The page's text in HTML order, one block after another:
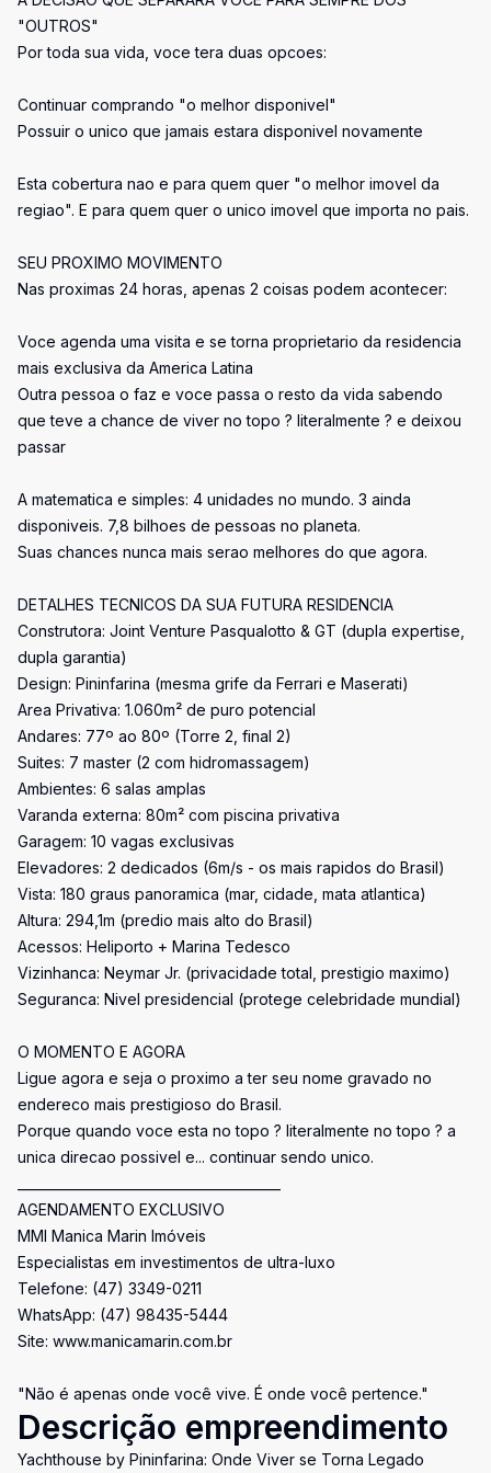
"OUTROS"
Por toda sua vida, voce tera duas opcoes:
Continuar comprando "o melhor disponivel"
Possuir o unico que jamais estara disponivel novamente
Esta cobertura nao e para quem quer "o melhor imovel da
regiao". E para quem quer o unico imovel que importa no pais.
SEU PROXIMO MOVIMENTO
Nas proximas 24 horas, apenas 2 coisas podem acontecer:
Voce agenda uma visita e se torna proprietario da residencia
mais exclusiva da America Latina
Outra pessoa o faz e voce passa o resto da vida sabendo
que teve a chance de viver no topo ? literalmente ? e deixou
passar
A matematica e simples: 4 unidades no mundo. 3 ainda
disponiveis. 7,8 bilhoes de pessoas no planeta.
Suas chances nunca mais serao melhores do que agora.
DETALHES TECNICOS DA SUA FUTURA RESIDENCIA
Construtora: Joint Venture Pasqualotto & GT (dupla expertise,
dupla garantia)
Design: Pininfarina (mesma grife da Ferrari e Maserati)
Area Privativa: 1.060m² de puro potencial
Andares: 77º ao 80º (Torre 2, final 2)
Suites: 7 master (2 com hidromassagem)
Ambientes: 6 salas amplas
Varanda externa: 80m² com piscina privativa
Garagem: 10 vagas exclusivas
Elevadores: 2 dedicados (6m/s - os mais rapidos do Brasil)
Vista: 180 graus panoramica (mar, cidade, mata atlantica)
Altura: 294,1m (predio mais alto do Brasil)
Acessos: Heliporto + Marina Tedesco
Vizinhanca: Neymar Jr. (privacidade total, prestigio maximo)
Seguranca: Nivel presidencial (protege celebridade mundial)
O MOMENTO E AGORA
Ligue agora e seja o proximo a ter seu nome gravado no
endereco mais prestigioso do Brasil.
Porque quando voce esta no topo ? literalmente no topo ? a
unica direcao possivel e... continuar sendo unico.
AGENDAMENTO EXCLUSIVO
MMI Manica Marin Imóveis
Especialistas em investimentos de ultra-luxo
Telefone: (47) 3349-0211
WhatsApp: (47) 98435-5444
Site: www.manicamarin.com.br
"Não é apenas onde você vive. É onde você pertence."
Descrição empreendimento
Yachthouse by Pininfarina: Onde Viver se Torna Legado